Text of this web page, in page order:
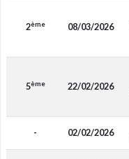
2ème 08/03/2026
5ème 22/02/2026
- 02/02/2026